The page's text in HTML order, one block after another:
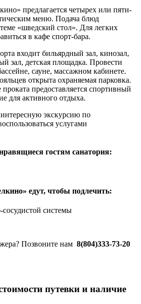
предлагается четырех или пяти-
меню. Подача блюд
«шведский стол». Для легких
в кафе спорт-бара.
входит бильярдный зал, кинозал,
зал, детская площадка. Провести
сауне, массажном кабинете.
открыта охраняемая парковка.
предоставляется спортивный
для активного отдыха.
экскурсию по
услугами
гостям санатория:
едут, чтобы подлечить:
сосудистой системы
Позвоните нам 8(804)333-73-20
путевки и наличие